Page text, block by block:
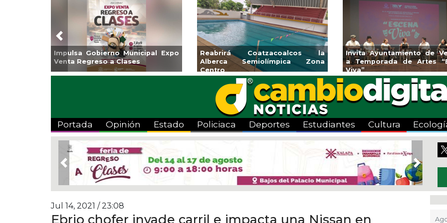
de Veracruz
“Escena
Aplicará CMAS el Programa de
Tandeo durante agosto
Guarniciones y banquetas para la
colonia El Mango en Pánuco
Emprendedores de
exponen en
Bicentenario
Previous
Portada Opinión Estado Policiaca Deportes Estudiantes Cultura
Previous Next
Jul 14, 2021 / 23:08
Ebrio chofer invade carril e impacta una Nissan en